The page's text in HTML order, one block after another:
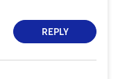
REPLY